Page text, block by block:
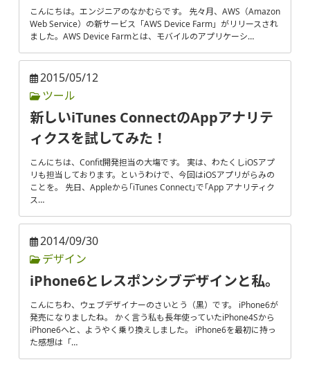
こんにちは。エンジニアのなかむらです。 先々月、AWS（Amazon
Web Service）の新サービス「AWS Device Farm」がリリースされ
ました。AWS Device Farmとは、モバイルのアプリケーシ…
2015/05/12
ツール
新しいiTunes ConnectのAppアナリテ
ィクスを試してみた！
こんにちは、Confit開発担当の大塲です。 実は、わたくしiOSアプ
リも担当しております。というわけで、今回はiOSアプリがらみの
ことを。 先日、Appleから｢iTunes Connect｣で｢App アナリティク
ス…
2014/09/30
デザイン
iPhone6とレスポンシブデザインと私。
こんにちわ、ウェブデザイナーのさいとう（黒）です。 iPhone6が
発売になりましたね。 かく言う私も長年使っていたiPhone4Sから
iPhone6へと、ようやく乗り換えしました。 iPhone6を最初に持っ
た感想は「…